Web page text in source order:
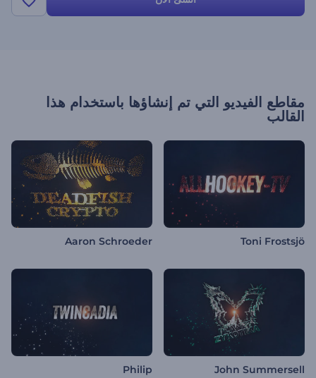
مقاطع الفيديو التي تم إنشاؤها باستخدام هذا
القالب
Toni Frostsjö
Aaron Schroeder
John Summersell
Philip